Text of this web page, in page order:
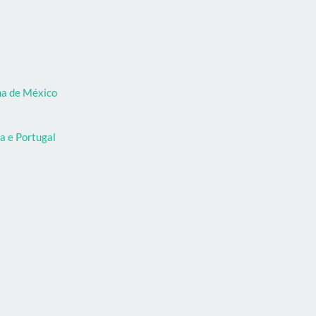
de México
e Portugal